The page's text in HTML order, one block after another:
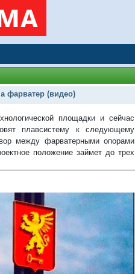
фарватер (видео)
площадки и сейчас
плавсистему к следующему
между фарватерными опорами
положение займет до трех